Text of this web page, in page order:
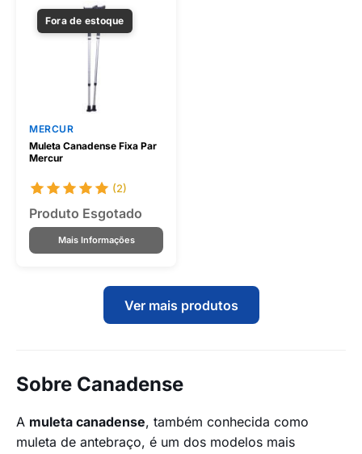
Fora de estoque
MERCUR
Muleta Canadense Fixa Par
Mercur
(2)
Produto Esgotado
Mais Informações
Ver mais produtos
Sobre Canadense
A muleta canadense, também conhecida como
muleta de antebraço, é um dos modelos mais